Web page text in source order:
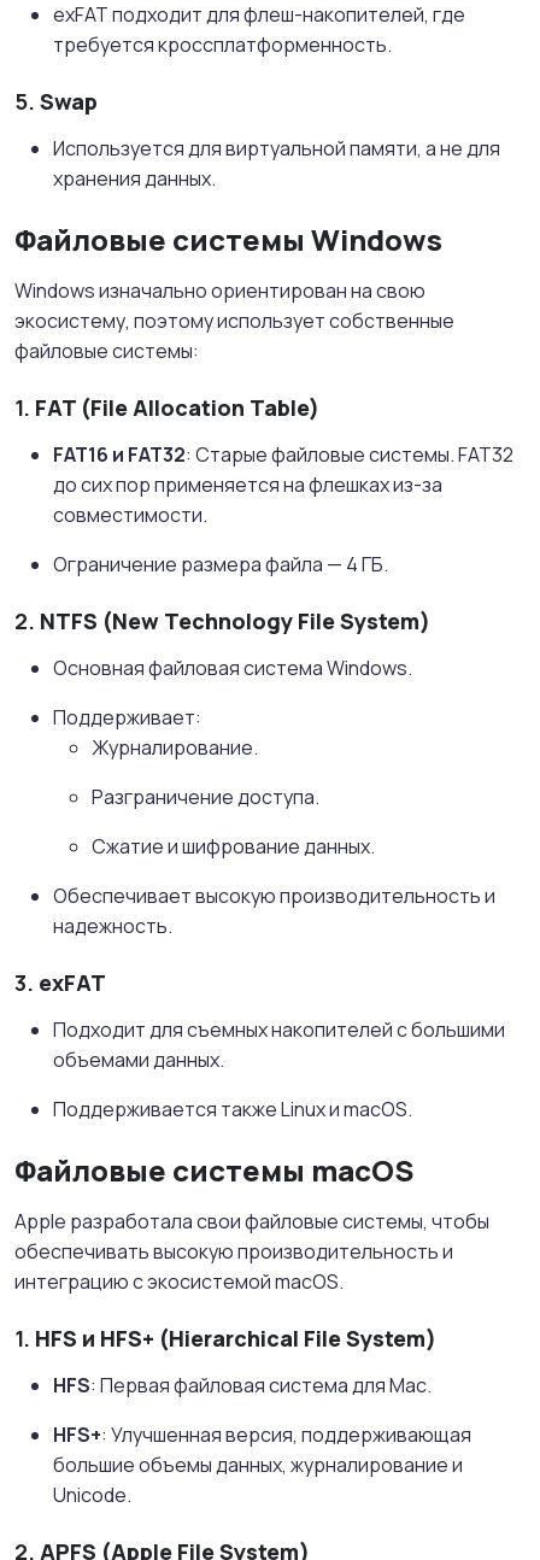
exFAT подходит для флеш-накопителей, где
требуется кроссплатформенность.
5. Swap
Используется для виртуальной памяти, а не для
хранения данных.
Файловые системы Windows
Windows изначально ориентирован на свою
экосистему, поэтому использует собственные
файловые системы:
1. FAT (File Allocation Table)
FAT16 и FAT32: Старые файловые системы. FAT32
до сих пор применяется на флешках из-за
совместимости.
Ограничение размера файла — 4 ГБ.
2. NTFS (New Technology File System)
Основная файловая система Windows.
Поддерживает:
Журналирование.
Разграничение доступа.
Сжатие и шифрование данных.
Обеспечивает высокую производительность и
надежность.
3. exFAT
Подходит для съемных накопителей с большими
объемами данных.
Поддерживается также Linux и macOS.
Файловые системы macOS
Apple разработала свои файловые системы, чтобы
обеспечивать высокую производительность и
интеграцию с экосистемой macOS.
1. HFS и HFS+ (Hierarchical File System)
HFS: Первая файловая система для Mac.
HFS+: Улучшенная версия, поддерживающая
большие объемы данных, журналирование и
Unicode.
2. APFS (Apple File System)